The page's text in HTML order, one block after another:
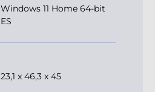
Windows 11 Home 64-bit
ES
23,1 x 46,3 x 45